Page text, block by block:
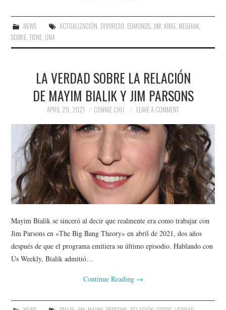
NEWS ACTUALIZACIÓN, DIVORCIO, EDMONDS, JIM, KING, MEGHAN,
SOBRE,TIENE, UNA
LA VERDAD SOBRE LA RELACIÓN
DE MAYIM BIALIK Y JIM PARSONS
APRIL 29, 2021 CONNIE CHU LEAVE A COMMENT
Mayim Bialik se sinceró al decir que realmente era como trabajar con
Jim Parsons en «The Big Bang Theory» en abril de 2021, dos años
después de que el programa emitiera su último episodio. Hablando con
Us Weekly, Bialik admitió…
Continue Reading →